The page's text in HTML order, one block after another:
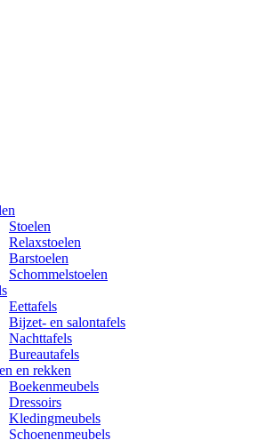
Stoelen
Relaxstoelen
Barstoelen
Schommelstoelen
Eettafels
Bijzet- en salontafels
Nachttafels
Bureautafels
en rekken
Boekenmeubels
Dressoirs
Kledingmeubels
Schoenenmeubels